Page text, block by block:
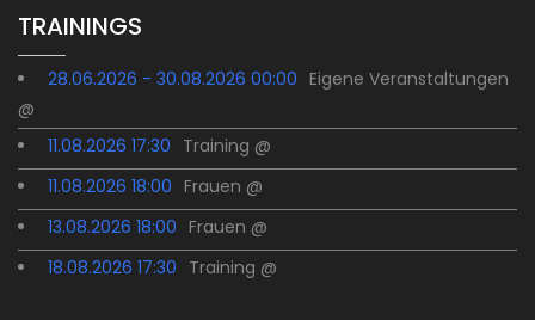
TRAININGS
28.06.2026 - 30.08.2026 00:00 Eigene Veranstaltungen
@
11.08.2026 17:30 Training @
11.08.2026 18:00 Frauen @
13.08.2026 18:00 Frauen @
18.08.2026 17:30 Training @